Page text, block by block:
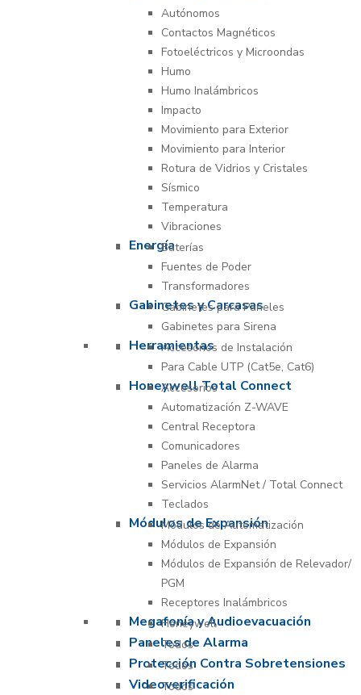
Autónomos
Contactos Magnéticos
Fotoeléctricos y Microondas
Humo
Humo Inalámbricos
Impacto
Movimiento para Exterior
Movimiento para Interior
Rotura de Vidrios y Cristales
Sísmico
Temperatura
Vibraciones
EnergíaBaterías
Fuentes de Poder
Transformadores
Gabinetes y Carcasas
Gabinetes para Paneles
Gabinetes para Sirena
Herramientas
Accesorios de Instalación
Para Cable UTP (Cat5e, Cat6)
Honeywell Total Connect
Accesorios
Automatización Z-WAVE
Central Receptora
Comunicadores
Paneles de Alarma
Servicios AlarmNet / Total Connect
Teclados
Módulos de Expansión
Módulos de Automatización
Módulos de Expansión
Módulos de Expansión de Relevador/
PGM
Receptores Inalámbricos
Megafonía y Audioevacuación
Honeywell
Paneles de Alarma
Todos
Protección Contra Sobretensiones
Todos
Videoverificación
Todos